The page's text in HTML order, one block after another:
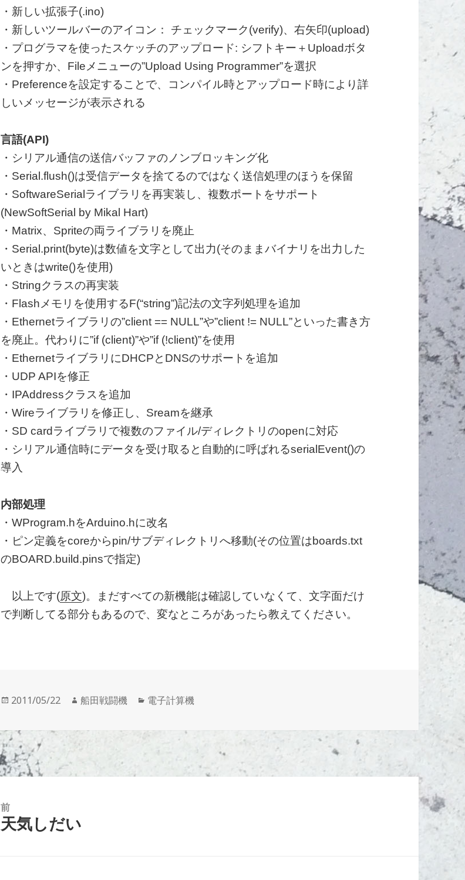
・新しい拡張子(.ino)
・新しいツールバーのアイコン： チェックマーク(verify)、右矢印(upload)
・プログラマを使ったスケッチのアップロード: シフトキー＋Uploadボタ
ンを押すか、Fileメニューの”Upload Using Programmer”を選択
・Preferenceを設定することで、コンパイル時とアップロード時により詳
しいメッセージが表示される
言語(API)
・シリアル通信の送信バッファのノンブロッキング化
・Serial.flush()は受信データを捨てるのではなく送信処理のほうを保留
・SoftwareSerialライブラリを再実装し、複数ポートをサポート
(NewSoftSerial by Mikal Hart)
・Matrix、Spriteの両ライブラリを廃止
・Serial.print(byte)は数値を文字として出力(そのままバイナリを出力した
いときはwrite()を使用)
・Stringクラスの再実装
・Flashメモリを使用するF(“string”)記法の文字列処理を追加
・Ethernetライブラリの”client == NULL”や”client != NULL”といった書き方
を廃止。代わりに”if (client)”や”if (!client)”を使用
・EthernetライブラリにDHCPとDNSのサポートを追加
・UDP APIを修正
・IPAddressクラスを追加
・Wireライブラリを修正し、Sreamを継承
・SD cardライブラリで複数のファイル/ディレクトリのopenに対応
・シリアル通信時にデータを受け取ると自動的に呼ばれるserialEvent()の
導入
内部処理
・WProgram.hをArduino.hに改名
・ピン定義をcoreからpin/サブディレクトリへ移動(その位置はboards.txt
のBOARD.build.pinsで指定)
以上です(原文)。まだすべての新機能は確認していなくて、文字面だけ
で判断してる部分もあるので、変なところがあったら教えてください。
投
日:
2011/05/22
作
者
船田戦闘機
カ
ゴ
電子計算機
前
前
天気しだい